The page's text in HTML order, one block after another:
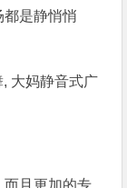
是静悄悄
而且更加的专